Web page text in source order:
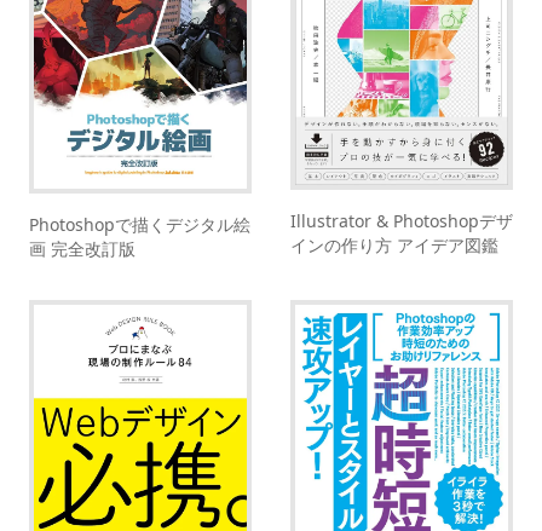
Photoshopで描くデジタル絵
画 完全改訂版
Illustrator & Photoshopデザ
インの作り方 アイデア図鑑